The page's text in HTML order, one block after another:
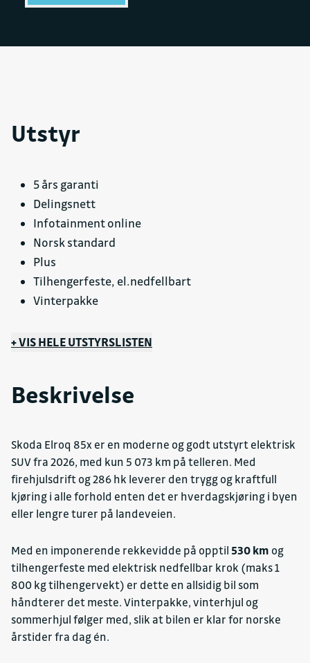
Utstyr
5 års garanti
Delingsnett
Infotainment online
Norsk standard
Plus
Tilhengerfeste, el.nedfellbart
Vinterpakke
+ VIS HELE UTSTYRSLISTEN
Beskrivelse
Skoda Elroq 85x er en moderne og godt utstyrt elektrisk
SUV fra 2026, med kun 5 073 km på telleren. Med
firehjulsdrift og 286 hk leverer den trygg og kraftfull
kjøring i alle forhold enten det er hverdagskjøring i byen
eller lengre turer på landeveien.
Med en imponerende rekkevidde på opptil 530 km og
tilhengerfeste med elektrisk nedfellbar krok (maks 1
800 kg tilhengervekt) er dette en allsidig bil som
håndterer det meste. Vinterpakke, vinterhjul og
sommerhjul følger med, slik at bilen er klar for norske
årstider fra dag én.